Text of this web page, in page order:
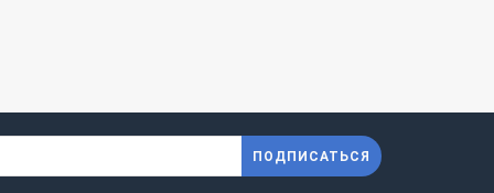
ПОДПИСАТЬСЯ